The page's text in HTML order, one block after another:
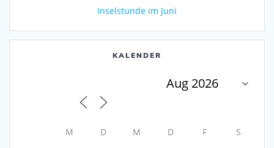
Inselstunde im Juni
KALENDER
M D M D F S